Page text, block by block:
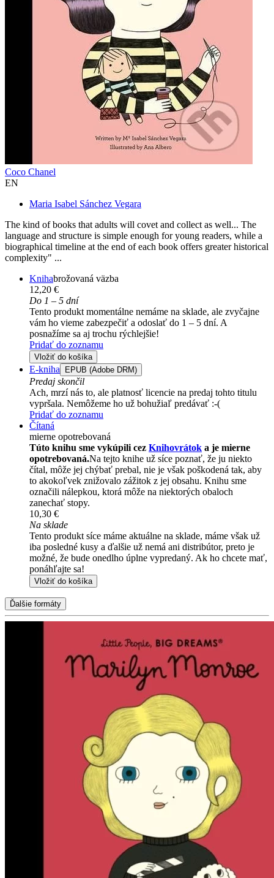
Coco Chanel
EN
Maria Isabel Sánchez Vegara
The kind of books that adults will covet and collect as well... The
language and structure is simple enough for young readers, while a
biographical timeline at the end of each book offers greater historical
complexity" ...
Knihabrožovaná väzba
12,20 €
Do 1 – 5 dní
Tento produkt momentálne nemáme na sklade, ale zvyčajne
vám ho vieme zabezpečiť a odoslať do 1 – 5 dní. A
posnažíme sa aj trochu rýchlejšie!
Pridať do zoznamu
Vložiť do košíka
E-kniha EPUB (Adobe DRM)
Predaj skončil
Ach, mrzí nás to, ale platnosť licencie na predaj tohto titulu
vypršala. Nemôžeme ho už bohužiaľ predávať :-(
Pridať do zoznamu
Čítaná
mierne opotrebovaná
Túto knihu sme vykúpili cez Knihovrátok a je mierne
opotrebovaná.Na tejto knihe už síce poznať, že ju niekto
čítal, môže jej chýbať prebal, nie je však poškodená tak, aby
to akokoľvek znižovalo zážitok z jej obsahu. Knihu sme
označili nálepkou, ktorá môže na niektorých obaloch
zanechať stopy.
10,30 €
Na sklade
Tento produkt síce máme aktuálne na sklade, máme však už
iba posledné kusy a ďalšie už nemá ani distribútor, preto je
možné, že bude onedlho úplne vypredaný. Ak ho chcete mať,
ponáhľajte sa!
Vložiť do košíka
Ďalšie formáty